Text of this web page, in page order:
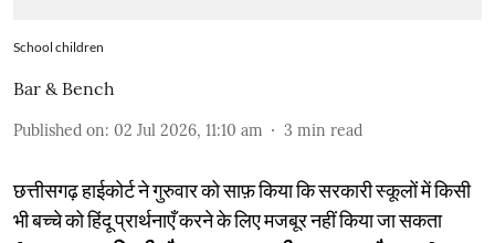
School children
Bar & Bench
Published on: 02 Jul 2026, 11:10 am 3 min read
छत्तीसगढ़ हाईकोर्ट ने गुरुवार को साफ़ किया कि सरकारी स्कूलों में किसी
भी बच्चे को हिंदू प्रार्थनाएँ करने के लिए मजबूर नहीं किया जा सकता